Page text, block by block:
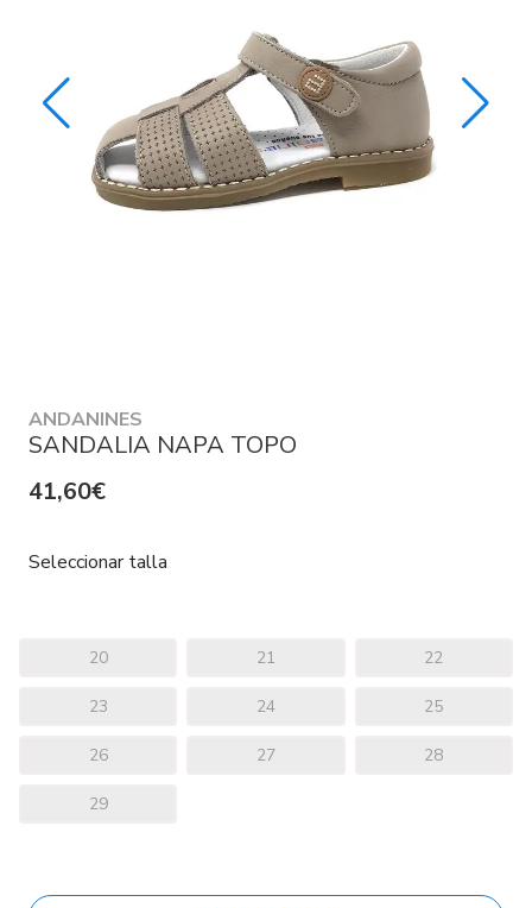
ANDANINES
SANDALIA NAPA TOPO
41,60€
Seleccionar talla
20 21 22
23 24 25
26 27 28
29